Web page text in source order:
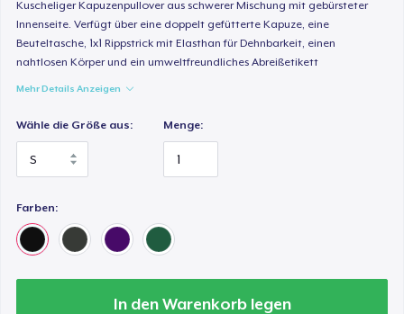
Kuscheliger Kapuzenpullover aus schwerer Mischung mit gebürsteter
Innenseite. Verfügt über eine doppelt gefütterte Kapuze, eine
Beuteltasche, 1x1 Rippstrick mit Elasthan für Dehnbarkeit, einen
nahtlosen Körper und ein umweltfreundliches Abreißetikett
Mehr Details Anzeigen
Wähle die Größe aus: Menge:
Farben:
In den Warenkorb legen
24,99 $
Classic Long Sleeve Tee